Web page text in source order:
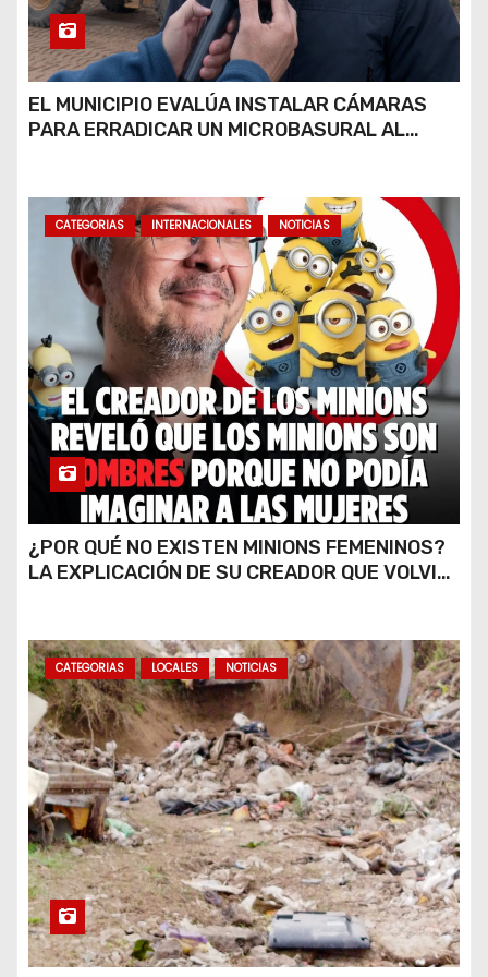
EL MUNICIPIO EVALÚA INSTALAR CÁMARAS
PARA ERRADICAR UN MICROBASURAL AL
CATEGORIAS INTERNACIONALES NOTICIAS
¿POR QUÉ NO EXISTEN MINIONS FEMENINOS?
LA EXPLICACIÓN DE SU CREADOR QUE VOLVIÓ
CATEGORIAS LOCALES NOTICIAS